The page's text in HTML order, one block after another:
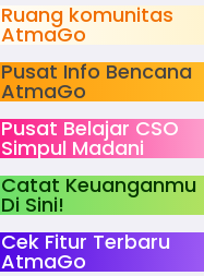
Ruang komunitas
AtmaGo
Pusat Info Bencana
AtmaGo
Pusat Belajar CSO
Simpul Madani
Catat Keuanganmu
Di Sini!
Cek Fitur Terbaru
AtmaGo